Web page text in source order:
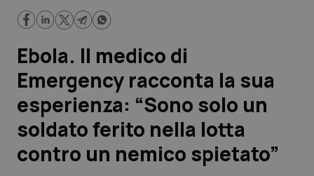
Lavoro e Professioni
Scienza e Farmaci
Studi e Analisi
Lettere al direttore
Ebola. Il medico di
Emergency racconta la sua
esperienza: “Sono solo un
soldato ferito nella lotta
contro un nemico spietato”